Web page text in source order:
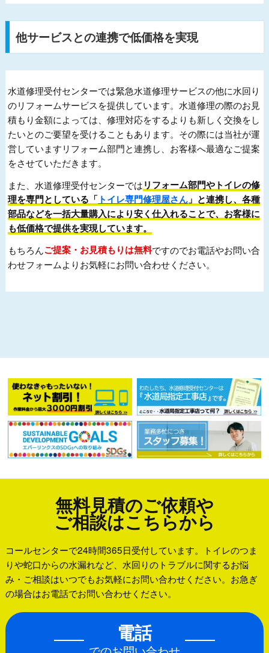
他サービスとの連携で低価格を実現
水道修理受付センターでは緊急水道修理サービスの他に水回り
のリフォームサービスを提供しています。水道修理の際のお見
積もり金額によっては、修理対応をするよりも新しく交換をし
たいとのご要望を受けることもあります。その際には当社が運
営していますリフォーム部門と連携し、お客様へ最適なご提案
をさせていただきます。
また、水道修理受付センターではリフォーム部門やトイレの修
理を専門としている「 トイレ専門修理屋さん 」と連携し、各種
部品などを一括大量購入により安く仕入れることで、お客様に
も低価格で提供を実現しています。
もちろんご提案・お見積もりは無料ですのでお電話やお問い合
わせフォームよりお気軽にお問い合わせください。
無料見積のご依頼や
ご相談はこちらから
コールセンターで24時間365日受付しています。トイレのつま
りや蛇口からの水漏れなど、水回りのトラブルに関するお悩
み・ご相談はいつでもお気軽にお問い合わせください。お急ぎ
の場合はお電話でお問い合わせください。
電話